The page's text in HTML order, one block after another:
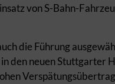
von S-Bahn-
die Führung
den neuen Stuttgarter